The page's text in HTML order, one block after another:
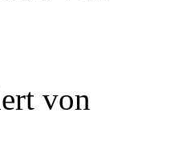
die